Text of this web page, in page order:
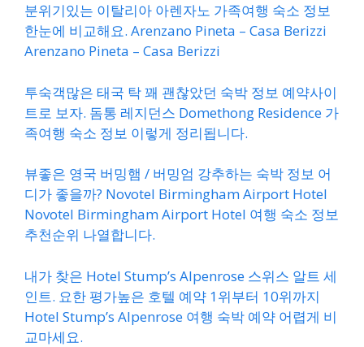
분위기있는 이탈리아 아렌자노 가족여행 숙소 정보
한눈에 비교해요. Arenzano Pineta – Casa Berizzi
Arenzano Pineta – Casa Berizzi
투숙객많은 태국 탁 꽤 괜찮았던 숙박 정보 예약사이
트로 보자. 돔통 레지던스 Domethong Residence 가
족여행 숙소 정보 이렇게 정리됩니다.
뷰좋은 영국 버밍햄 / 버밍엄 강추하는 숙박 정보 어
디가 좋을까? Novotel Birmingham Airport Hotel
Novotel Birmingham Airport Hotel 여행 숙소 정보
추천순위 나열합니다.
내가 찾은 Hotel Stump’s Alpenrose 스위스 알트 세
인트. 요한 평가높은 호텔 예약 1위부터 10위까지
Hotel Stump’s Alpenrose 여행 숙박 예약 어렵게 비
교마세요.